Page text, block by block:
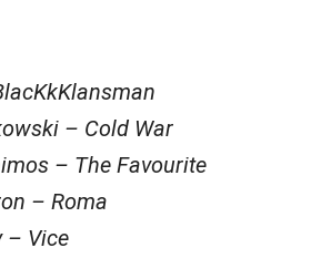
– Cold War
– The Favourite
– Roma
– Vice